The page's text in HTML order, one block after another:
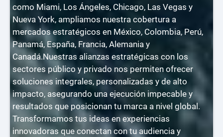
como Miami, Los Ángeles, Chicago, Las Vegas y
Nueva York, ampliamos nuestra cobertura a
mercados estratégicos en México, Colombia, Perú,
Panamá, España, Francia, Alemania y
Canadá.Nuestras alianzas estratégicas con los
sectores público y privado nos permiten ofrecer
soluciones integrales, personalizadas y de alto
impacto, asegurando una ejecución impecable y
resultados que posicionan tu marca a nivel global.
Transformamos tus ideas en experiencias
innovadoras que conectan con tu audiencia y